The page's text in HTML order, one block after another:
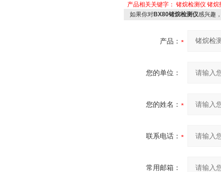
产品相关关键字： 锗烷检测仪 锗烷
如果你对BX80锗烷检测仪感兴趣
产品：
您的单位：
您的姓名：
联系电话：
常用邮箱：